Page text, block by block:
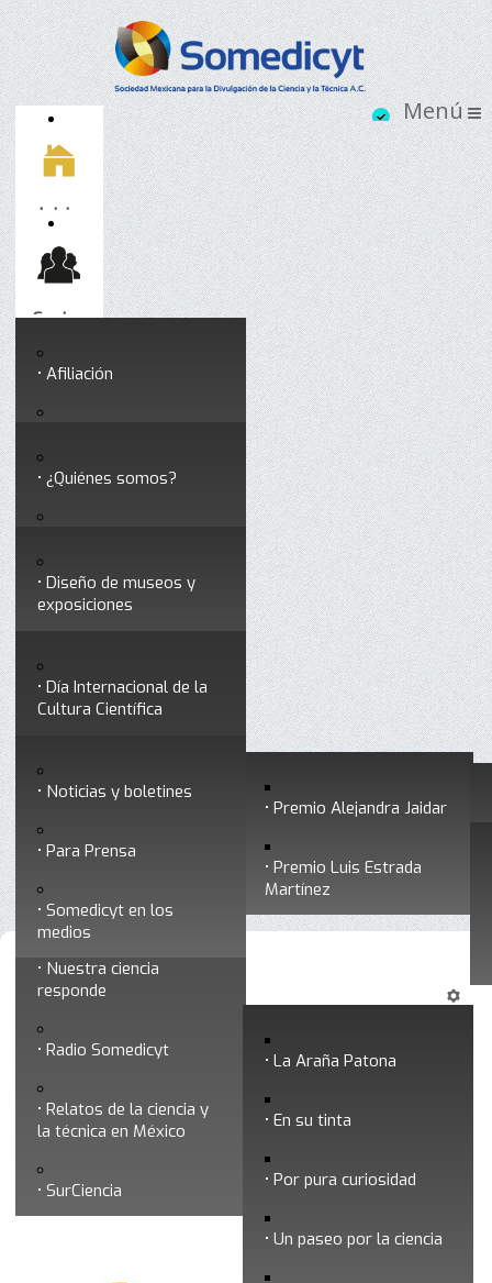
Inicio
Socios
Afiliación
Testimonios
Socios vigentes
Somedicyt
¿Quiénes somos?
Consejo Directivo
profesionales
Premios a divulgadores Premio Alejandra Jaidar
Premio Luis Estrada
Martínez
Servicios
Diseño de museos y
exposiciones
formar divulgadores
Día Internacional de la
Cultura Científica
Ciencia y Tecnología
Nuestra ciencia
responde
Radio Somedicyt La Araña Patona
En su tinta
Por pura curiosidad
Un paseo por la ciencia
Relatos de la ciencia y
la técnica en México
SurCiencia
Noticias y boletines
Para Prensa
Somedicyt en los
medios
Contacto
Historia
Historia
Libro 30 aniversario